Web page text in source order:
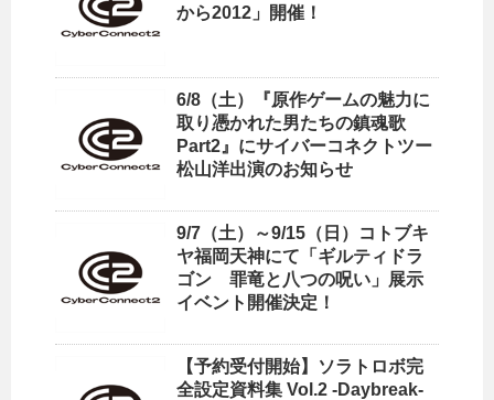
から2012」開催！
6/8（土）『原作ゲームの魅力に
取り憑かれた男たちの鎮魂歌
Part2』にサイバーコネクトツー
松山洋出演のお知らせ
9/7（土）～9/15（日）コトブキ
ヤ福岡天神にて「ギルティドラ
ゴン 罪竜と八つの呪い」展示
イベント開催決定！
【予約受付開始】ソラトロボ完
全設定資料集 Vol.2 -Daybreak-